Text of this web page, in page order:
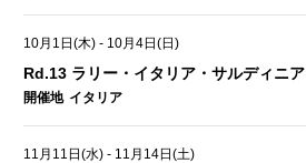
10月1日(木) - 10月4日(日)
Rd.13 ラリー・イタリア・サルディニア
開催地 イタリア
11月11日(水) - 11月14日(土)